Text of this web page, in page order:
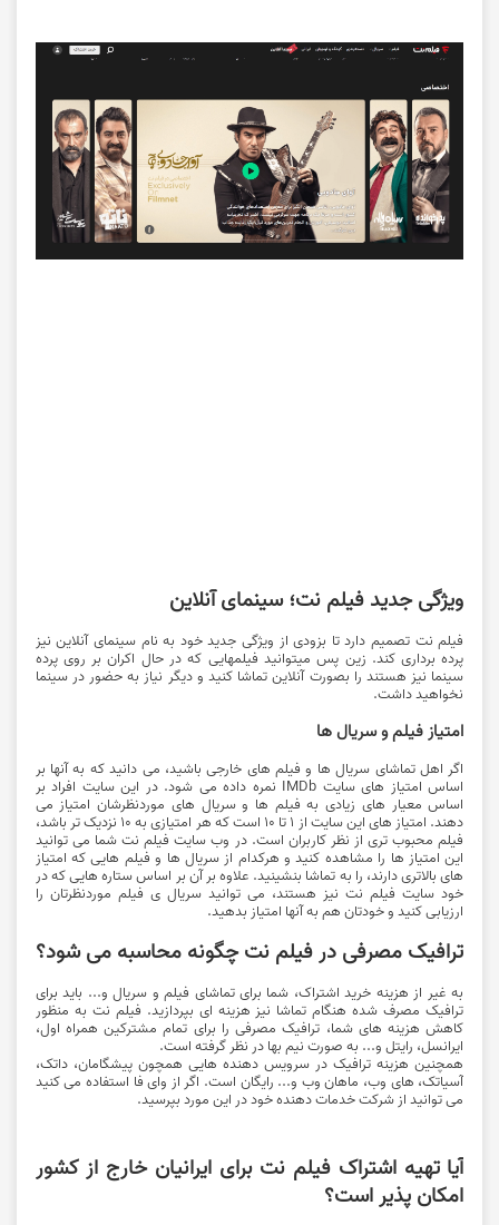
ویژگی جدید فیلم نت؛ سینمای آنلاین
فیلم نت تصمیم دارد تا بزودی از ویژگی جدید خود به نام سینمای آنلاین نیز
پرده برداری کند. زین پس میتوانید فیلمهایی که در حال اکران بر روی پرده
سینما نیز هستند را بصورت آنلاین تماشا کنید و دیگر نیاز به حضور در سینما
نخواهید داشت.
امتیاز فیلم و سریال ها
اگر اهل تماشای سریال ها و فیلم های خارجی باشید، می دانید که به آنها بر
اساس امتیاز های سایت IMDb نمره داده می شود. در این سایت افراد بر
اساس معیار های زیادی به فیلم ها و سریال های موردنظرشان امتیاز می
دهند. امتیاز های این سایت از 1 تا 10 است که هر امتیازی به 10 نزدیک تر باشد،
فیلم محبوب تری از نظر کاربران است. در وب سایت فیلم نت شما می توانید
این امتیاز ها را مشاهده کنید و هرکدام از سریال ها و فیلم هایی که امتیاز
های بالاتری دارند، را به تماشا بنشینید. علاوه بر آن بر اساس ستاره هایی که در
خود سایت فیلم نت نیز هستند، می توانید سریال ی فیلم موردنظرتان را
ارزیابی کنید و خودتان هم به آنها امتیاز بدهید.
ترافیک مصرفی در فیلم نت چگونه محاسبه می شود؟
به غیر از هزینه خرید اشتراک، شما برای تماشای فیلم و سریال و... باید برای
ترافیک مصرف شده هنگام تماشا نیز هزینه ای بپردازید. فیلم نت به منظور
کاهش هزینه های شما، ترافیک مصرفی را برای تمام مشترکین همراه اول،
ایرانسل، رایتل و... به صورت نیم بها در نظر گرفته است.
همچنین هزینه ترافیک در سرویس دهنده هایی همچون پیشگامان، داتک،
آسیاتک، های وب، ماهان وب و... رایگان است. اگر از وای فا استفاده می کنید
می توانید از شرکت خدمات دهنده خود در این مورد بپرسید.
آیا تهیه اشتراک فیلم نت برای ایرانیان خارج از کشور
امکان پذیر است؟